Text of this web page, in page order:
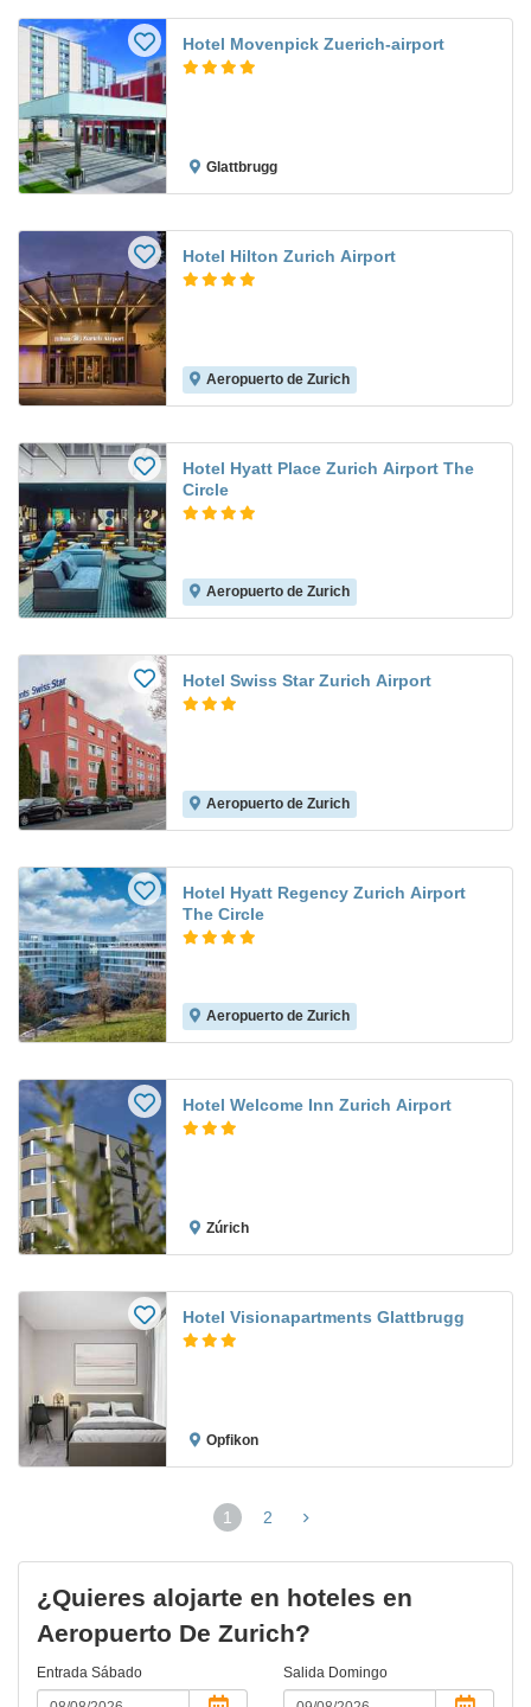
Hotel Movenpick Zuerich-airport
Glattbrugg
Hotel Hilton Zurich Airport
Aeropuerto de Zurich
Hotel Hyatt Place Zurich Airport The
Circle
Aeropuerto de Zurich
Hotel Swiss Star Zurich Airport
Aeropuerto de Zurich
Hotel Hyatt Regency Zurich Airport
The Circle
Aeropuerto de Zurich
Hotel Welcome Inn Zurich Airport
Zúrich
Hotel Visionapartments Glattbrugg
Opfikon
1
(página
2
¿Quieres alojarte en hoteles en
Aeropuerto De Zurich?
Entrada Sábado Salida Domingo